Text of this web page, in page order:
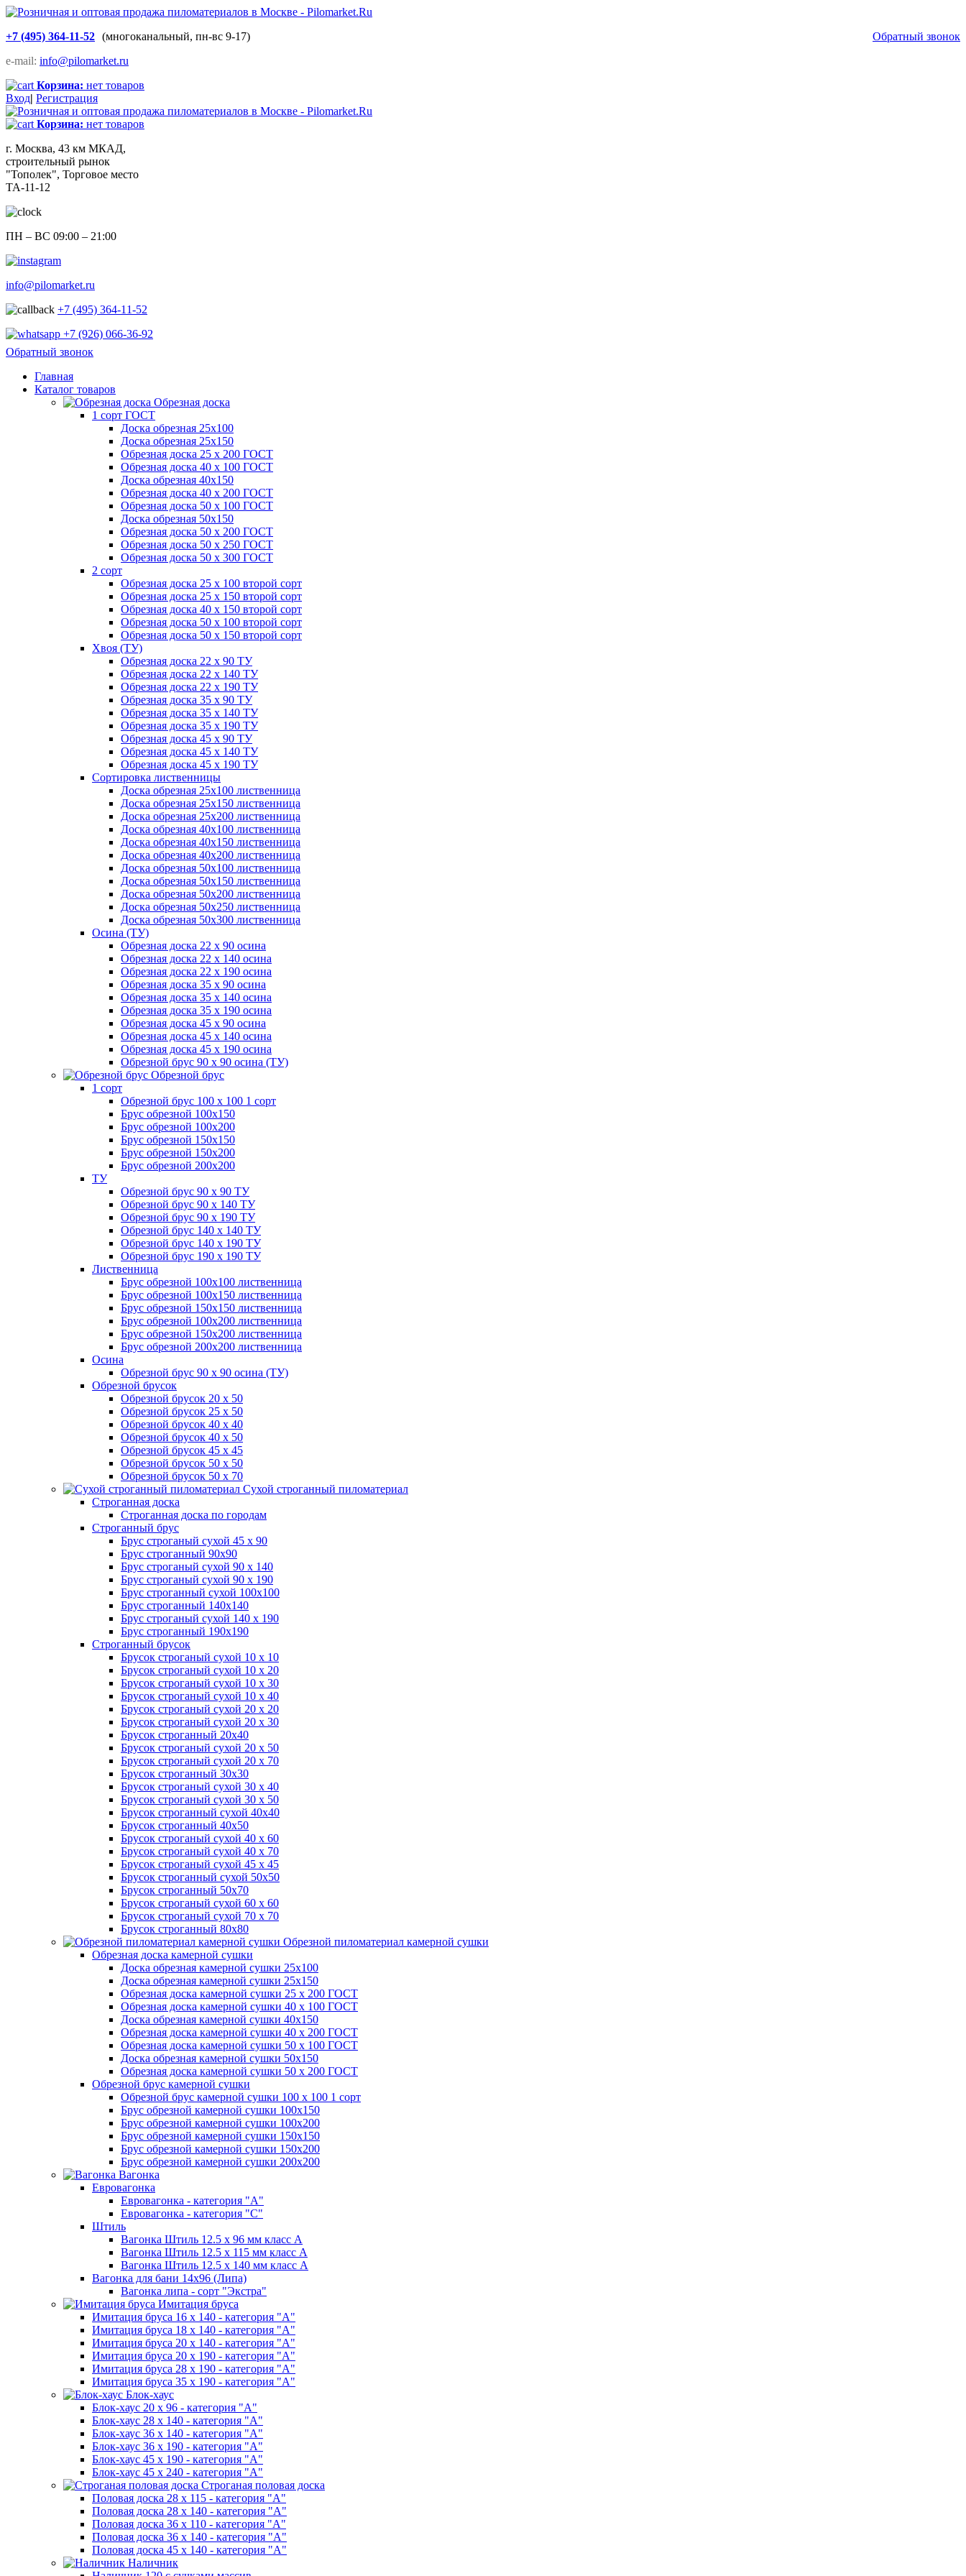
+7 (495) 364-11-52 Обратный звонок
(многоканальный, пн-вс 9-17)
e-mail: info@pilomarket.ru
Корзина: нет товаров
Вход| Регистрация
Корзина: нет товаров
г. Москва, 43 км МКАД,
строительный рынок
"Тополек", Торговое место
ТА-11-12
ПН – ВС 09:00 – 21:00
info@pilomarket.ru
+7 (495) 364-11-52
+7 (926) 066-36-92
Обратный звонок
Главная
Каталог товаров
Обрезная доска
1 сорт ГОСТ
Доска обрезная 25х100
Доска обрезная 25х150
Обрезная доска 25 х 200 ГОСТ
Обрезная доска 40 х 100 ГОСТ
Доска обрезная 40х150
Обрезная доска 40 х 200 ГОСТ
Обрезная доска 50 х 100 ГОСТ
Доска обрезная 50х150
Обрезная доска 50 х 200 ГОСТ
Обрезная доска 50 х 250 ГОСТ
Обрезная доска 50 х 300 ГОСТ
2 сорт
Обрезная доска 25 х 100 второй сорт
Обрезная доска 25 х 150 второй сорт
Обрезная доска 40 х 150 второй сорт
Обрезная доска 50 х 100 второй сорт
Обрезная доска 50 х 150 второй сорт
Хвоя (ТУ)
Обрезная доска 22 х 90 ТУ
Обрезная доска 22 х 140 ТУ
Обрезная доска 22 х 190 ТУ
Обрезная доска 35 х 90 ТУ
Обрезная доска 35 х 140 ТУ
Обрезная доска 35 х 190 ТУ
Обрезная доска 45 х 90 ТУ
Обрезная доска 45 х 140 ТУ
Обрезная доска 45 х 190 ТУ
Сортировка лиственницы
Доска обрезная 25х100 лиственница
Доска обрезная 25х150 лиственница
Доска обрезная 25х200 лиственница
Доска обрезная 40х100 лиственница
Доска обрезная 40х150 лиственница
Доска обрезная 40х200 лиственница
Доска обрезная 50х100 лиственница
Доска обрезная 50х150 лиственница
Доска обрезная 50х200 лиственница
Доска обрезная 50х250 лиственница
Доска обрезная 50х300 лиственница
Осина (ТУ)
Обрезная доска 22 х 90 осина
Обрезная доска 22 х 140 осина
Обрезная доска 22 х 190 осина
Обрезная доска 35 х 90 осина
Обрезная доска 35 х 140 осина
Обрезная доска 35 х 190 осина
Обрезная доска 45 х 90 осина
Обрезная доска 45 х 140 осина
Обрезная доска 45 х 190 осина
Обрезной брус 90 х 90 осина (ТУ)
Обрезной брус
1 сорт
Обрезной брус 100 х 100 1 сорт
Брус обрезной 100х150
Брус обрезной 100х200
Брус обрезной 150х150
Брус обрезной 150х200
Брус обрезной 200х200
ТУ
Обрезной брус 90 х 90 ТУ
Обрезной брус 90 х 140 ТУ
Обрезной брус 90 х 190 ТУ
Обрезной брус 140 х 140 ТУ
Обрезной брус 140 х 190 ТУ
Обрезной брус 190 х 190 ТУ
Лиственница
Брус обрезной 100х100 лиственница
Брус обрезной 100х150 лиственница
Брус обрезной 150х150 лиственница
Брус обрезной 100х200 лиственница
Брус обрезной 150х200 лиственница
Брус обрезной 200х200 лиственница
Осина
Обрезной брус 90 х 90 осина (ТУ)
Обрезной брусок
Обрезной брусок 20 х 50
Обрезной брусок 25 х 50
Обрезной брусок 40 х 40
Обрезной брусок 40 х 50
Обрезной брусок 45 х 45
Обрезной брусок 50 х 50
Обрезной брусок 50 х 70
Сухой строганный пиломатериал
Строганная доска
Строганная доска по городам
Строганный брус
Брус строганый сухой 45 х 90
Брус строганный 90х90
Брус строганый сухой 90 х 140
Брус строганый сухой 90 х 190
Брус строганный сухой 100х100
Брус строганный 140х140
Брус строганый сухой 140 х 190
Брус строганный 190х190
Строганный брусок
Брусок строганый сухой 10 х 10
Брусок строганый сухой 10 х 20
Брусок строганый сухой 10 х 30
Брусок строганый сухой 10 х 40
Брусок строганый сухой 20 х 20
Брусок строганый сухой 20 х 30
Брусок строганный 20х40
Брусок строганый сухой 20 х 50
Брусок строганый сухой 20 х 70
Брусок строганный 30х30
Брусок строганый сухой 30 х 40
Брусок строганый сухой 30 х 50
Брусок строганный сухой 40х40
Брусок строганный 40х50
Брусок строганый сухой 40 х 60
Брусок строганый сухой 40 х 70
Брусок строганый сухой 45 х 45
Брусок строганный сухой 50х50
Брусок строганный 50х70
Брусок строганый сухой 60 х 60
Брусок строганый сухой 70 х 70
Брусок строганный 80х80
Обрезной пиломатериал камерной сушки
Обрезная доска камерной сушки
Доска обрезная камерной сушки 25х100
Доска обрезная камерной сушки 25х150
Обрезная доска камерной сушки 25 х 200 ГОСТ
Обрезная доска камерной сушки 40 х 100 ГОСТ
Доска обрезная камерной сушки 40х150
Обрезная доска камерной сушки 40 х 200 ГОСТ
Обрезная доска камерной сушки 50 х 100 ГОСТ
Доска обрезная камерной сушки 50х150
Обрезная доска камерной сушки 50 х 200 ГОСТ
Обрезной брус камерной сушки
Обрезной брус камерной сушки 100 х 100 1 сорт
Брус обрезной камерной сушки 100х150
Брус обрезной камерной сушки 100х200
Брус обрезной камерной сушки 150х150
Брус обрезной камерной сушки 150х200
Брус обрезной камерной сушки 200х200
Вагонка
Евровагонка
Евровагонка - категория "А"
Евровагонка - категория "С"
Штиль
Вагонка Штиль 12.5 х 96 мм класс А
Вагонка Штиль 12.5 х 115 мм класс А
Вагонка Штиль 12.5 х 140 мм класс А
Вагонка для бани 14х96 (Липа)
Вагонка липа - сорт "Экстра"
Имитация бруса
Имитация бруса 16 х 140 - категория "А"
Имитация бруса 18 х 140 - категория "А"
Имитация бруса 20 х 140 - категория "А"
Имитация бруса 20 х 190 - категория "А"
Имитация бруса 28 х 190 - категория "А"
Имитация бруса 35 х 190 - категория "А"
Блок-хаус
Блок-хаус 20 х 96 - категория "А"
Блок-хаус 28 х 140 - категория "А"
Блок-хаус 36 х 140 - категория "А"
Блок-хаус 36 х 190 - категория "А"
Блок-хаус 45 х 190 - категория "А"
Блок-хаус 45 х 240 - категория "А"
Строганая половая доска
Половая доска 28 х 115 - категория "А"
Половая доска 28 х 140 - категория "А"
Половая доска 36 х 110 - категория "А"
Половая доска 36 х 140 - категория "А"
Половая доска 45 х 140 - категория "А"
Наличник